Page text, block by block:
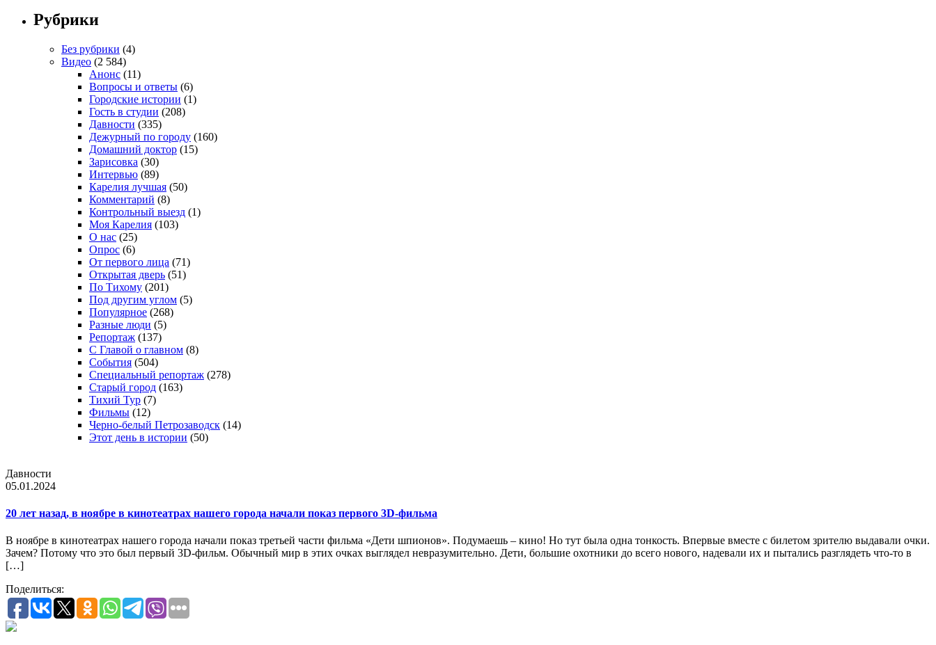
Рубрики
Без рубрики (4)
Видео (2 584)
Анонс (11)
Вопросы и ответы (6)
Городские истории (1)
Гость в студии (208)
Давности (335)
Дежурный по городу (160)
Домашний доктор (15)
Зарисовка (30)
Интервью (89)
Карелия лучшая (50)
Комментарий (8)
Контрольный выезд (1)
Моя Карелия (103)
О нас (25)
Опрос (6)
От первого лица (71)
Открытая дверь (51)
По Тихому (201)
Под другим углом (5)
Популярное (268)
Разные люди (5)
Репортаж (137)
С Главой о главном (8)
События (504)
Специальный репортаж (278)
Старый город (163)
Тихий Тур (7)
Фильмы (12)
Черно-белый Петрозаводск (14)
Этот день в истории (50)
Давности
05.01.2024
20 лет назад, в ноябре в кинотеатрах нашего города начали показ первого 3D-фильма
В ноябре в кинотеатрах нашего города начали показ третьей части фильма «Дети шпионов». Подумаешь – кино! Но тут была одна тонкость. Впервые вместе с билетом зрителю выдавали очки.
Зачем? Потому что это был первый 3D-фильм. Обычный мир в этих очках выглядел невразумительно. Дети, большие охотники до всего нового, надевали их и пытались разглядеть что-то в
[…]
Поделиться: